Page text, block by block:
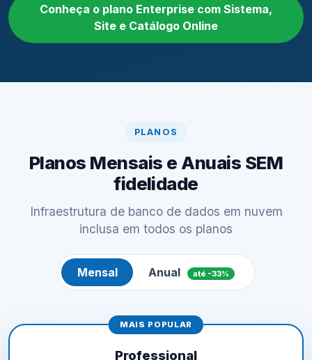
Conheça o plano Enterprise com Sistema,
Site e Catálogo Online
PLANOS
Planos Mensais e Anuais SEM
fidelidade
Infraestrutura de banco de dados em nuvem
inclusa em todos os planos
Mensal Anual até -33%
MAIS POPULAR
Professional